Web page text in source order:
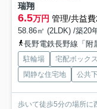
瑞翔
6.5万円 管理/共益
58.86㎡ (2LDK) /築20
長野電鉄長野線「附
駐輪場 宅配ボックス
閑静な住宅地
公共
歩いて徒歩5分の場所に